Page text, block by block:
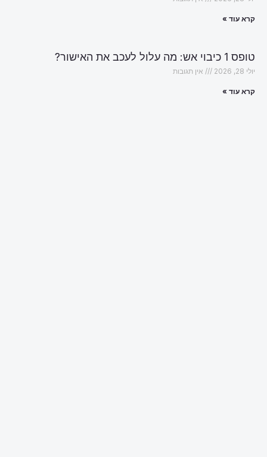
קרא עוד »
טופס 1 כיבוי אש: מה עלול לעכב את האישור?
יולי 28, 2026 אין תגובות
קרא עוד »